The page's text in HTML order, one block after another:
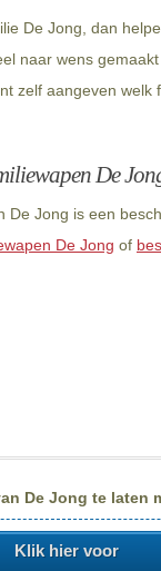
De Jong, dan
naar wens
zelf aangeven welk
De
De Jong is een
De Jong of
De Jong te laten
Klik hier voor